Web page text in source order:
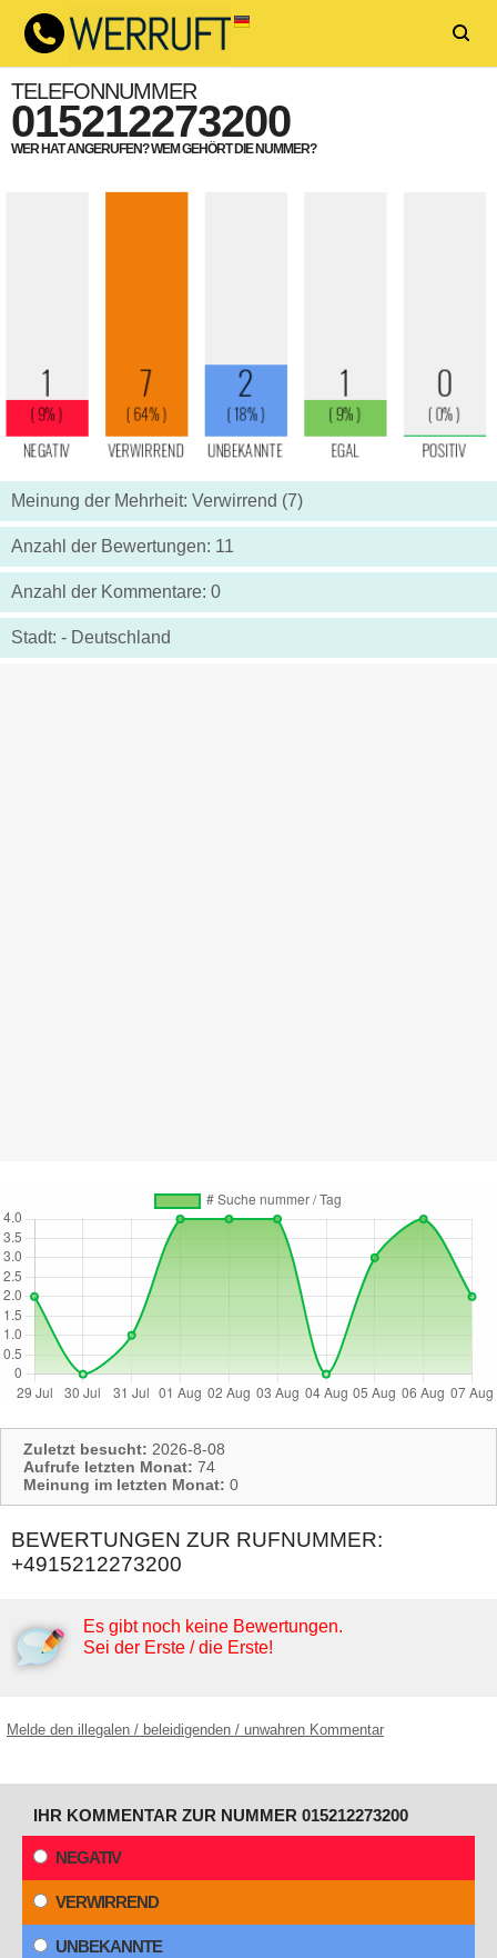
TELEFONNUMMER
015212273200
WER HAT ANGERUFEN? WEM GEHÖRT DIE NUMMER?
Meinung der Mehrheit: Verwirrend (7)
Anzahl der Bewertungen: 11
Anzahl der Kommentare: 0
Stadt: - Deutschland
Zuletzt besucht: 2026-8-08
Aufrufe letzten Monat: 74
Meinung im letzten Monat: 0
BEWERTUNGEN ZUR RUFNUMMER:
+4915212273200
Es gibt noch keine Bewertungen.
Sei der Erste / die Erste!
Melde den illegalen / beleidigenden / unwahren Kommentar
IHR KOMMENTAR ZUR NUMMER 015212273200
NEGATIV
VERWIRREND
UNBEKANNTE